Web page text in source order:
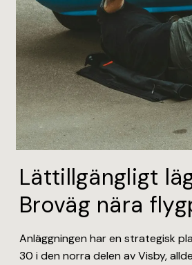
Lättillgängligt
Broväg nära
Anläggningen har en strategisk
30 i den norra delen av Visby,